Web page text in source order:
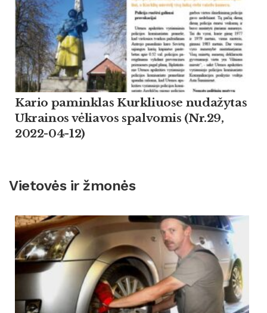
Kario paminklas Kurkliuose nudažytas
Ukrainos vėliavos spalvomis (Nr.29,
2022-04-12)
Vietovės ir žmonės